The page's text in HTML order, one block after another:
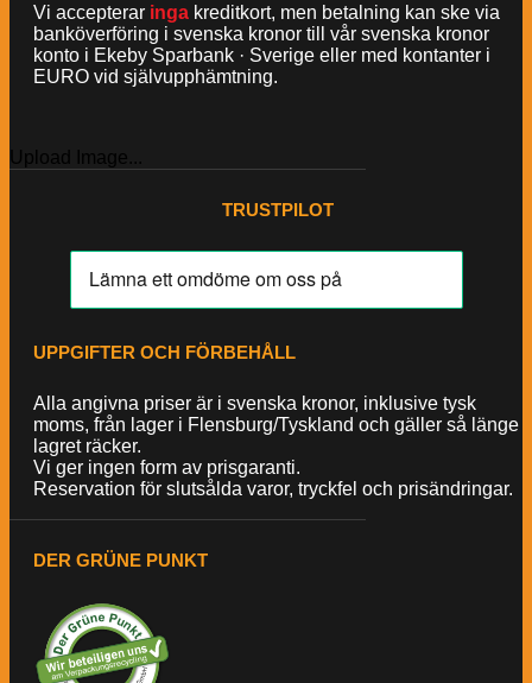
Vi accepterar inga kreditkort, men betalning kan ske via
banköverföring i svenska kronor till vår svenska kronor
konto i Ekeby Sparbank · Sverige eller med kontanter i
EURO vid självupphämtning.
Upload Image...
TRUSTPILOT
UPPGIFTER OCH FÖRBEHÅLL
Alla angivna priser är i svenska kronor, inklusive tysk
moms, från lager i Flensburg/Tyskland och gäller så länge
lagret räcker.
Vi ger ingen form av prisgaranti.
Reservation för slutsålda varor, tryckfel och prisändringar.
DER GRÜNE PUNKT